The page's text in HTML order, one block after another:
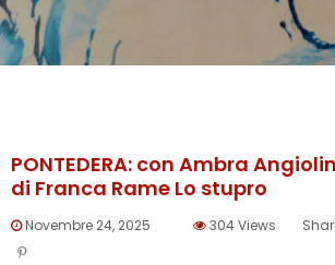
PONTEDERA: con Ambra
di Franca Rame Lo stupro
Novembre 24, 2025 304Views